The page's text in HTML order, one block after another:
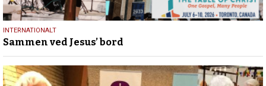
17.
juli
2026
INTERNATIONALT
Sammen ved Jesus’ bord